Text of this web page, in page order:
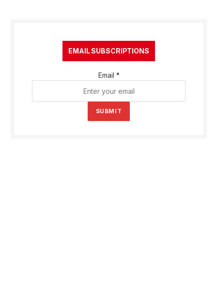
EMAIL SUBSCRIPTIONS
Email *
SUBMIT